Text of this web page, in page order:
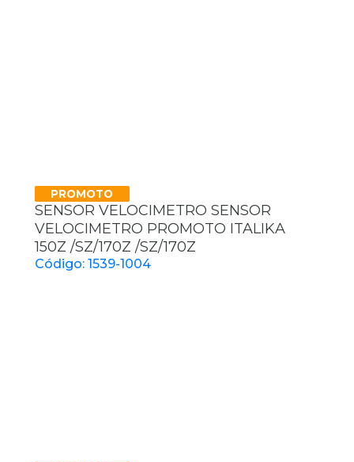
PROMOTO
SENSOR VELOCIMETRO SENSOR
VELOCIMETRO PROMOTO ITALIKA
150Z /SZ/170Z /SZ/170Z
Código: 1539-1004